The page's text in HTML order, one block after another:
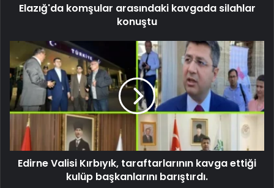
Elazığ'da komşular arasındaki kavgada silahlar
konuştu
Edirne Valisi Kırbıyık, taraftarlarının kavga ettiği
kulüp başkanlarını barıştırdı.